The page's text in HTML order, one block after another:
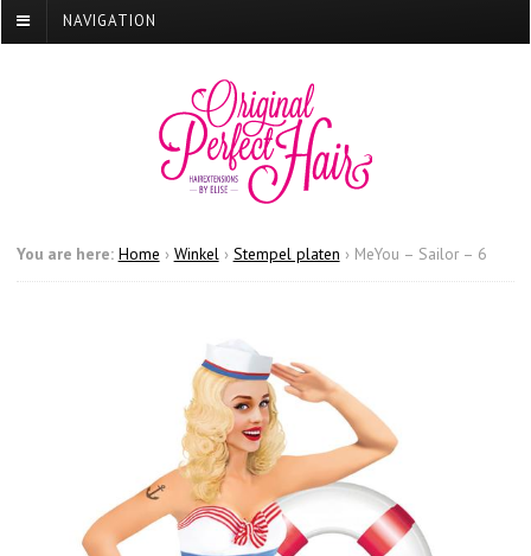
NAVIGATION
You are here: Home › Winkel › Stempel platen › MeYou – Sailor – 6